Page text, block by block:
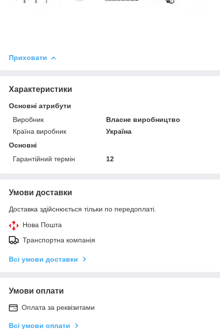
Приховати
Характеристики
Основні атрибути
Виробник
Власне виробництво
Країна виробник
Україна
Основні
Гарантійний термін
12
Умови доставки
Доставка здійснюється тільки по передоплаті.
Нова Пошта
Транспортна компанія
Всі умови доставки
Умови оплати
Оплата за реквізитами
Всі умови оплати